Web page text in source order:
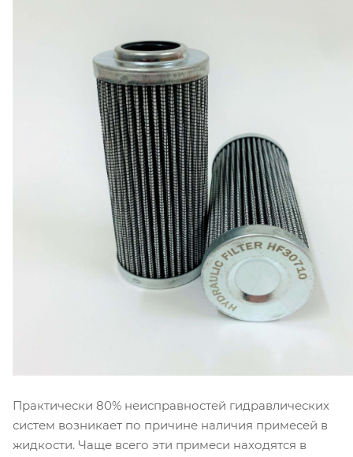
Практически 80% неисправностей гидравлических
систем возникает по причине наличия примесей в
жидкости. Чаще всего эти примеси находятся в